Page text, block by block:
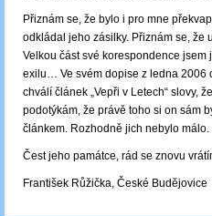
Přiznám se, že bylo i pro mne
odkládal jeho zásilky. Přiznám se, že
Velkou část své korespondence
exilu… Ve svém dopise z ledna 2006
chválí článek „Vepři v Letech“ slovy,
podotýkám, že právě toho si on sám
článkem. Rozhodně jich nebylo málo.
Čest jeho památce, rád se znovu
František Růžička, České Budějovice